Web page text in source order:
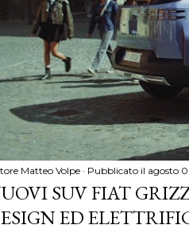
Matteo Volpe Pubblicato il agosto
SUV FIAT
ED